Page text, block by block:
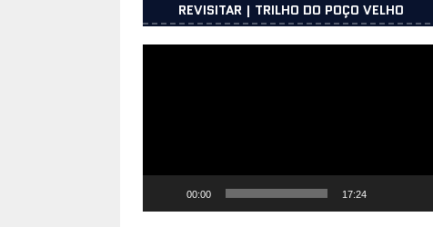
REVISITAR | TRILHO DO POÇO VELHO
00:00 17:24